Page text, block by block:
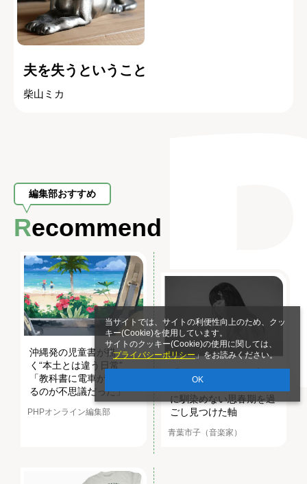
当サイトでは、サイトの利便性向上のため、クッ
キー(Cookie)を使用しています。
サイトのクッキー(Cookie)の使用に関しては、
「プライバシーポリシー」をお読みください。
OK
夫を失うということ
柴山ミカ
編集部おすすめ
Recommend
沖縄発の児童書が描
く“本土とは違う日常”
「教科書に電車が出てく
るのが不思議だった」
PHPオンライン編集部
る」青葉市子さんが教室
に馴染めない思春期を過
ごし見つけた軸
青葉市子（音楽家）